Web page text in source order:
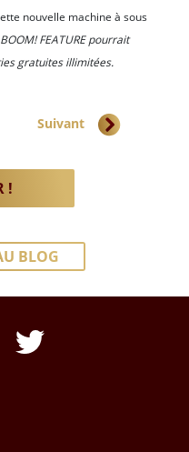
nouvelle machine à sous
FEATURE pourrait
gratuites illimitées.
Serie - Episode 2
Article suivant : Un ouragan
Suivant
!
BLOG